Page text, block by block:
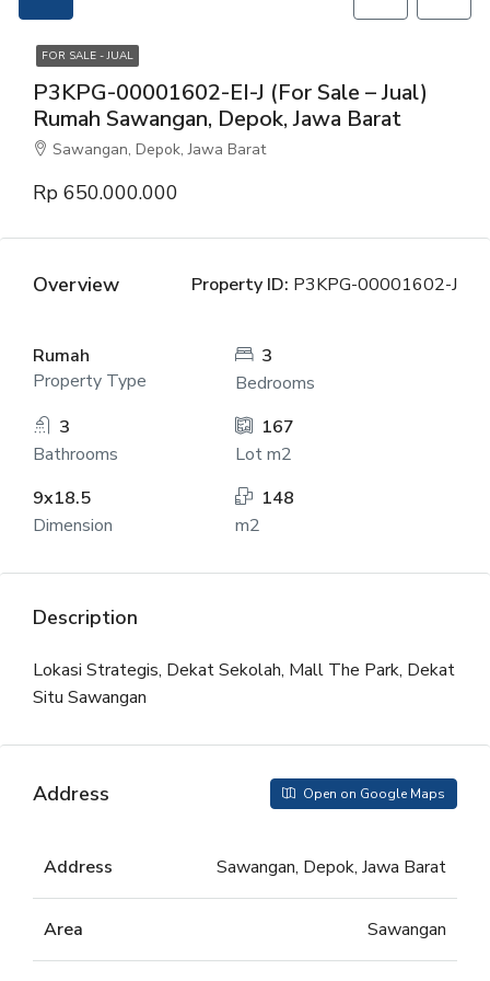
FOR SALE - JUAL
P3KPG-00001602-EI-J (For Sale – Jual)
Rumah Sawangan, Depok, Jawa Barat
Sawangan, Depok, Jawa Barat
Rp 650.000.000
Overview Property ID: P3KPG-00001602-J
Rumah
Property Type
3
Bedrooms
3
Bathrooms
167
Lot m2
9x18.5
Dimension
148
m2
Description
Lokasi Strategis, Dekat Sekolah, Mall The Park, Dekat
Situ Sawangan
Address Open on Google Maps
Address Sawangan, Depok, Jawa Barat
Area Sawangan